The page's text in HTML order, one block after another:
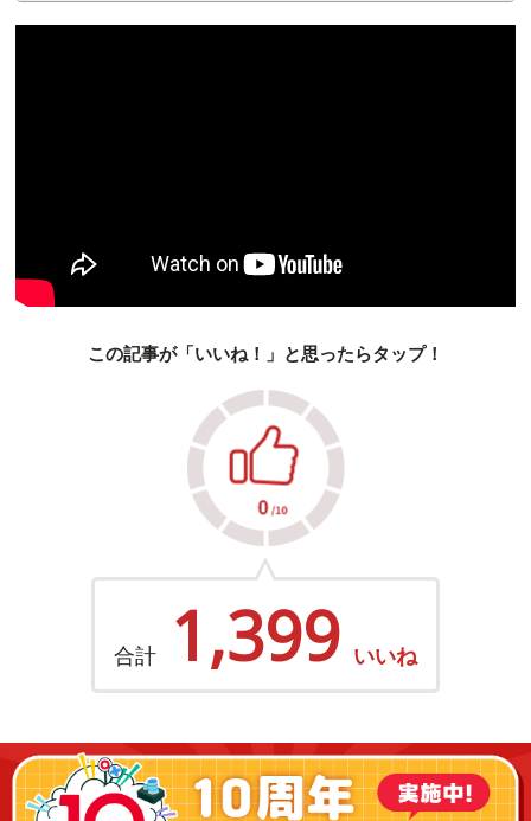
この記事が「いいね！」と思ったらタップ！
合計 1,399 いいね